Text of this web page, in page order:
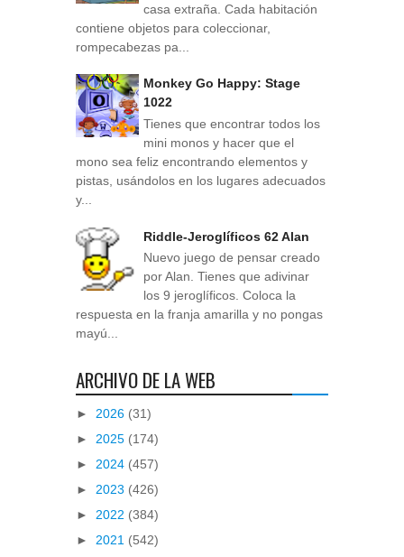
casa extraña. Cada habitación
contiene objetos para coleccionar,
rompecabezas pa...
Monkey Go Happy: Stage
1022
Tienes que encontrar todos los
mini monos y hacer que el
mono sea feliz encontrando elementos y
pistas, usándolos en los lugares adecuados
y...
Riddle-Jeroglíficos 62 Alan
Nuevo juego de pensar creado
por Alan. Tienes que adivinar
los 9 jeroglíficos. Coloca la
respuesta en la franja amarilla y no pongas
mayú...
ARCHIVO DE LA WEB
► 2026 (31)
► 2025 (174)
► 2024 (457)
► 2023 (426)
► 2022 (384)
► 2021 (542)